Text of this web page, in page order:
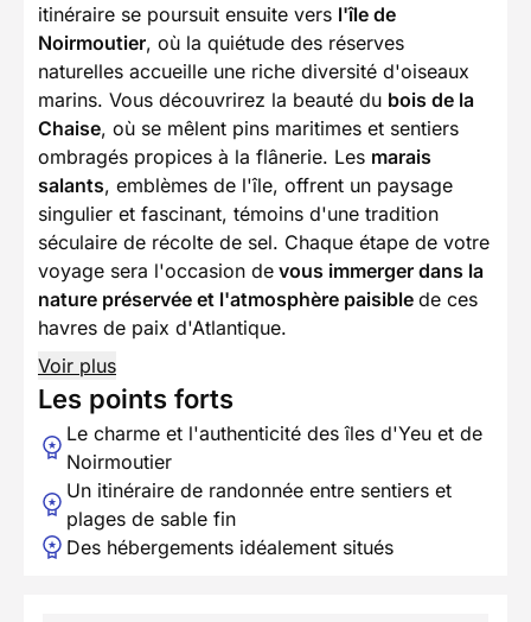
itinéraire se poursuit ensuite vers l'île de
Noirmoutier, où la quiétude des réserves
naturelles accueille une riche diversité d'oiseaux
marins. Vous découvrirez la beauté du bois de la
Chaise, où se mêlent pins maritimes et sentiers
ombragés propices à la flânerie. Les marais
salants, emblèmes de l'île, offrent un paysage
singulier et fascinant, témoins d'une tradition
séculaire de récolte de sel. Chaque étape de votre
voyage sera l'occasion de vous immerger dans la
nature préservée et l'atmosphère paisible de ces
havres de paix d'Atlantique.
Voir plus
Les points forts
Le charme et l'authenticité des îles d'Yeu et de
Noirmoutier
Un itinéraire de randonnée entre sentiers et
plages de sable fin
Des hébergements idéalement situés